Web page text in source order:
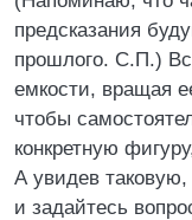
предсказания
прошлого. С.П.)
емкости, вращая
чтобы
конкретную
А увидев
и задайтесь